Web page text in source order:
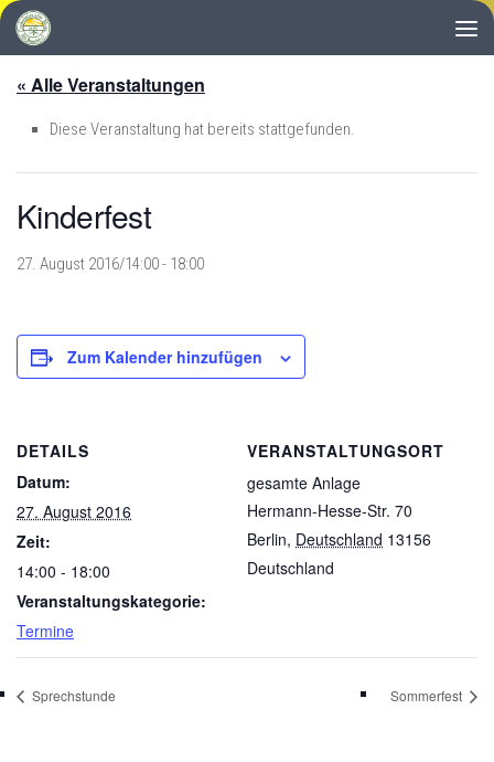
Zum Inhalt springen
« Alle Veranstaltungen
Diese Veranstaltung hat bereits stattgefunden.
Kinderfest
27. August 2016/14:00- 18:00
Zum Kalender hinzufügen
DETAILS
Datum:
27. August 2016
Zeit:
14:00 - 18:00
Veranstaltungskategorie:
Termine
VERANSTALTUNGSORT
gesamte Anlage
Hermann-Hesse-Str. 70
Berlin, Deutschland 13156
Deutschland
Sprechstunde Sommerfest